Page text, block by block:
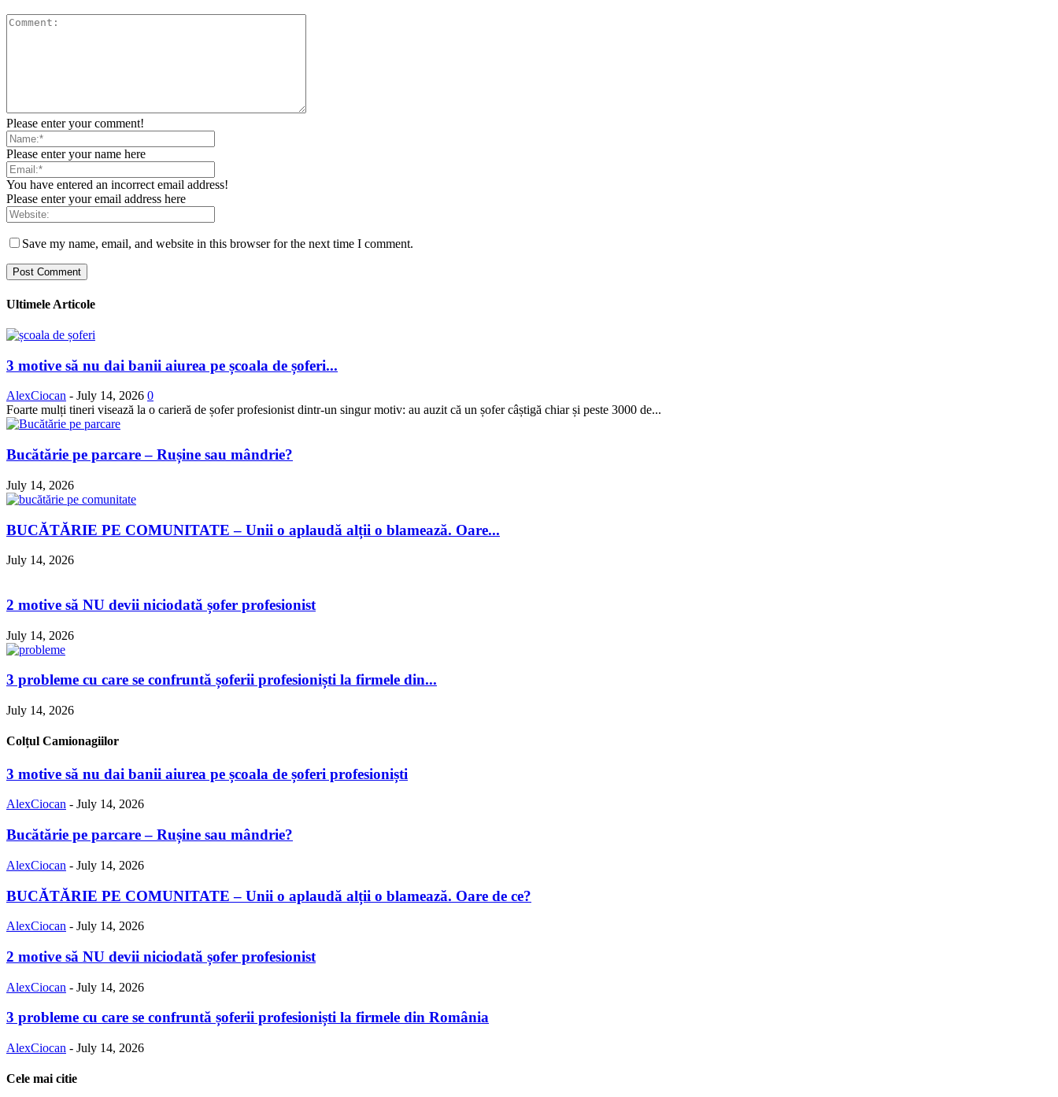
Please enter your comment!
Please enter your name here
You have entered an incorrect email address!
Please enter your email address here
Save my name, email, and website in this browser for the next time I comment.
Ultimele Articole
3 motive să nu dai banii aiurea pe școala de șoferi...
AlexCiocan - July 14, 2026 0
Foarte mulți tineri visează la o carieră de șofer profesionist dintr-un singur motiv: au auzit că un șofer câștigă chiar și peste 3000 de...
Bucătărie pe parcare – Rușine sau mândrie?
July 14, 2026
BUCĂTĂRIE PE COMUNITATE – Unii o aplaudă alții o blamează. Oare...
July 14, 2026
2 motive să NU devii niciodată șofer profesionist
July 14, 2026
3 probleme cu care se confruntă șoferii profesioniști la firmele din...
July 14, 2026
Colțul Camionagiilor
3 motive să nu dai banii aiurea pe școala de șoferi profesioniști
AlexCiocan - July 14, 2026
Bucătărie pe parcare – Rușine sau mândrie?
AlexCiocan - July 14, 2026
BUCĂTĂRIE PE COMUNITATE – Unii o aplaudă alții o blamează. Oare de ce?
AlexCiocan - July 14, 2026
2 motive să NU devii niciodată șofer profesionist
AlexCiocan - July 14, 2026
3 probleme cu care se confruntă șoferii profesioniști la firmele din România
AlexCiocan - July 14, 2026
Cele mai citie